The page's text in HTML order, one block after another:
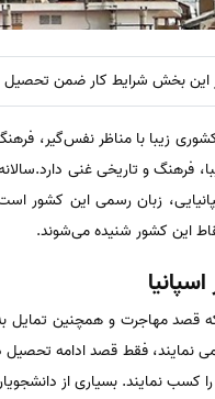
این بخش شرایط کار ضمن تحصیل
کشوری زیبا با مناظر نفس‌گیر،
فرهنگ و تاریخی غنی
زبان رسمی این کشور
این کشور شنیده می‌شوند.
قصد مهاجرت و همچنین تمایل به
نمایند، فقط قصد ادامه
را کسب نمایند. بسیاری از